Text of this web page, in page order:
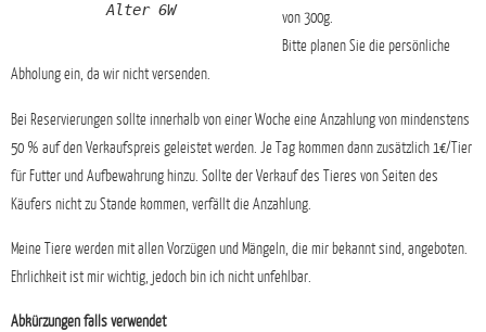
Alter 6W
von 300g.
Bitte planen Sie die persönliche
Abholung ein, da wir nicht versenden.
Bei Reservierungen sollte innerhalb von einer Woche eine Anzahlung von mindenstens
50 % auf den Verkaufspreis geleistet werden. Je Tag kommen dann zusätzlich 1€/Tier
für Futter und Aufbewahrung hinzu. Sollte der Verkauf des Tieres von Seiten des
Käufers nicht zu Stande kommen, verfällt die Anzahlung.
Meine Tiere werden mit allen Vorzügen und Mängeln, die mir bekannt sind, angeboten.
Ehrlichkeit ist mir wichtig, jedoch bin ich nicht unfehlbar.
Abkürzungen falls verwendet